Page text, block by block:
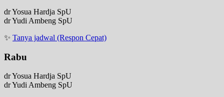
dr Yosua Hardja SpU
dr Yudi Ambeng SpU
✨ Tanya jadwal (Respon Cepat)
Rabu
dr Yosua Hardja SpU
dr Yudi Ambeng SpU